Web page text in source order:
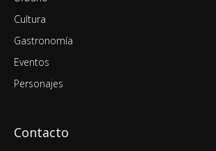
Cultura
Gastronomía
Eventos
Personajes
Contacto